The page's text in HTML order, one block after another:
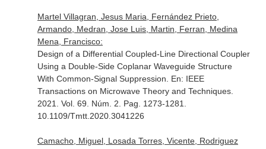
Martel Villagran, Jesus Maria, Fernández Prieto,
Armando, Medran, Jose Luis, Martin, Ferran, Medina
Mena, Francisco:
Design of a Differential Coupled-Line Directional Coupler
Using a Double-Side Coplanar Waveguide Structure
With Common-Signal Suppression. En: IEEE
Transactions on Microwave Theory and Techniques.
2021. Vol. 69. Núm. 2. Pag. 1273-1281.
10.1109/Tmtt.2020.3041226
Camacho, Miguel, Losada Torres, Vicente, Rodriguez